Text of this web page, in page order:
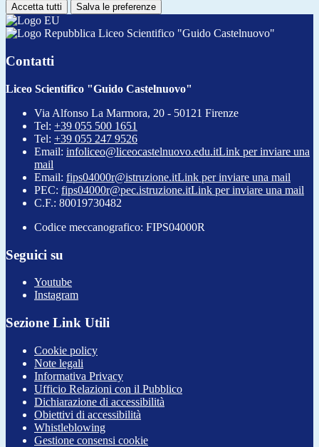
Accetta tutti Salva le preferenze
Liceo Scientifico "Guido Castelnuovo"
Contatti
Liceo Scientifico "Guido Castelnuovo"
Via Alfonso La Marmora, 20 - 50121 Firenze
Tel: +39 055 500 1651
Tel: +39 055 247 9526
Email: infoliceo@liceocastelnuovo.edu.itLink per inviare una
mail
Email: fips04000r@istruzione.itLink per inviare una mail
PEC: fips04000r@pec.istruzione.itLink per inviare una mail
C.F.: 80019730482
Codice meccanografico: FIPS04000R
Seguici su
Youtube
Instagram
Sezione Link Utili
Cookie policy
Note legali
Informativa Privacy
Ufficio Relazioni con il Pubblico
Dichiarazione di accessibilità
Obiettivi di accessibilità
Whistleblowing
Gestione consensi cookie